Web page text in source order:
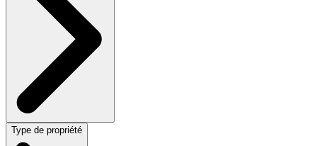
Type de propriété